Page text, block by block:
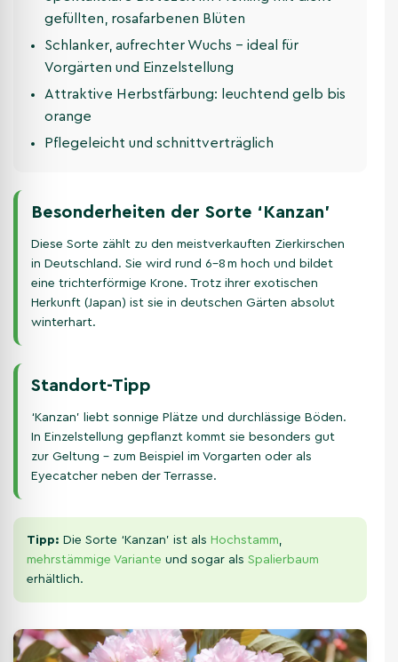
gefüllten, rosafarbenen Blüten
Schlanker, aufrechter Wuchs – ideal für
Vorgärten und Einzelstellung
Attraktive Herbstfärbung: leuchtend gelb bis
orange
Pflegeleicht und schnittverträglich
Besonderheiten der Sorte ‘Kanzan’
Diese Sorte zählt zu den meistverkauften Zierkirschen
in Deutschland. Sie wird rund 6–8 m hoch und bildet
eine trichterförmige Krone. Trotz ihrer exotischen
Herkunft (Japan) ist sie in deutschen Gärten absolut
winterhart.
Standort-Tipp
‘Kanzan’ liebt sonnige Plätze und durchlässige Böden.
In Einzelstellung gepflanzt kommt sie besonders gut
zur Geltung – zum Beispiel im Vorgarten oder als
Eyecatcher neben der Terrasse.
Tipp: Die Sorte ‘Kanzan’ ist als Hochstamm
mehrstämmige Variante und sogar als Spalierbaum
erhältlich.